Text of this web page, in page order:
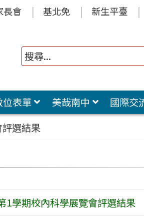
長會 基北免 新生平臺
位表單 美哉南中
國際交
選結果
1學期校內科學展覽會評選結果